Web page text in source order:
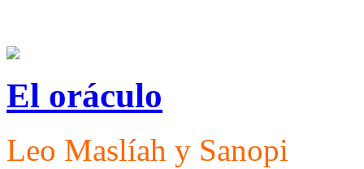
El oráculo
Leo Maslíah y Sanopi